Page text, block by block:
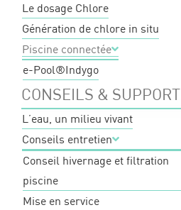
Le dosage Chlore
Génération de chlore in situ
Piscine connectée
e-Pool®Indygo
CONSEILS & SUPPORT
L’eau, un milieu vivant
Conseils entretien
Conseil hivernage et filtration
piscine
Mise en service